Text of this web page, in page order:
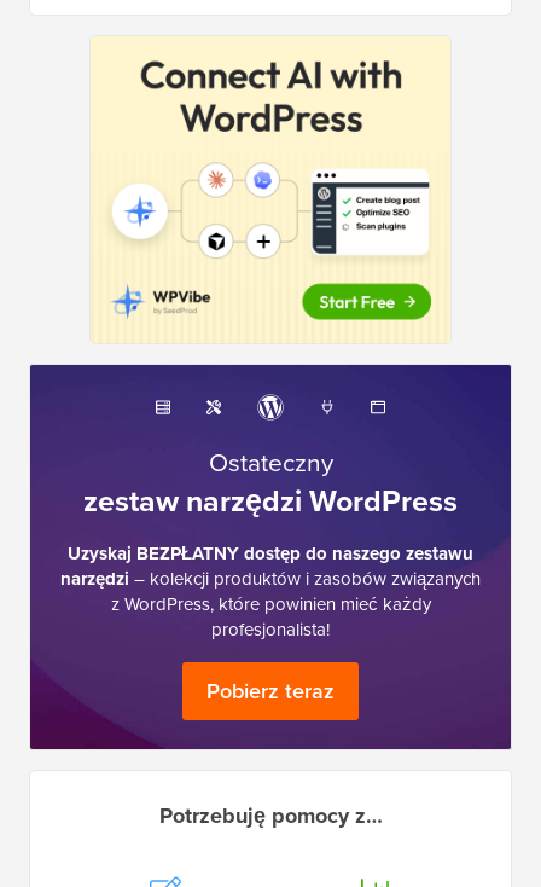
Ostateczny
zestaw narzędzi WordPress
Uzyskaj BEZPŁATNY dostęp do naszego zestawu
narzędzi – kolekcji produktów i zasobów związanych
z WordPress, które powinien mieć każdy
profesjonalista!
Pobierz teraz
Potrzebuję pomocy z…